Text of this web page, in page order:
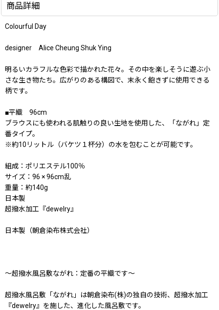
商品詳細
Colourful Day
designer Alice Cheung Shuk Ying
明るいカラフルな色彩で描かれた花々。その中を楽しそうに遊ぶ小
さな生き物たち。広がりのある構図で、末永く飽きずに使用できる
柄です。
■平織 96cm
ブラウスにも使われる肌触りの良い生地を使用した、「ながれ」定
番タイプ。
※約10リットル（バケツ１杯分）の水を包むことが可能です。
組成：ポリエステル100％
サイズ：96 × 96cm乱
重量：約140g
日本製
超撥水加工『dewelry』
日本製（朝倉染布株式会社）
〜超撥水風呂敷ながれ：定番の平織です〜
超撥水風呂敷「ながれ」は朝倉染布(株)の独自の技術、超撥水加工
『dewelry』を施した、進化した風呂敷です。